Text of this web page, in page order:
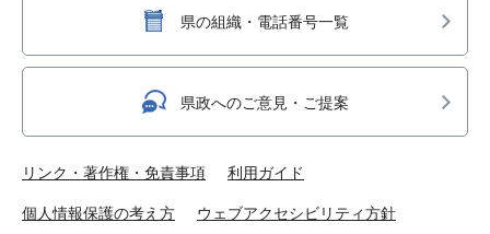
県の組織・電話番号一覧
県政へのご意見・ご提案
リンク・著作権・免責事項 利用ガイド
個人情報保護の考え方 ウェブアクセシビリティ方針